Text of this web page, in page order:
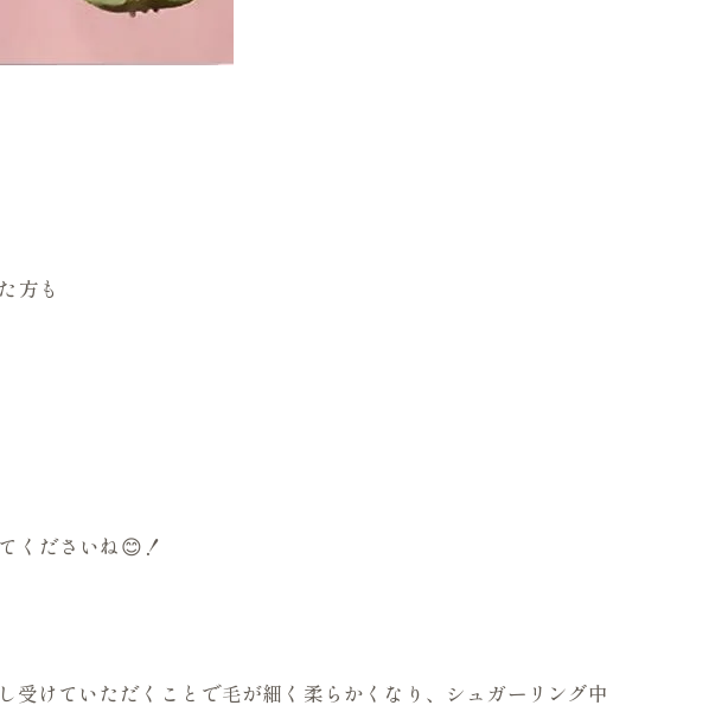
方も
くださいね😊！
けていただくことで毛が細く柔らかくなり、シュガーリング中